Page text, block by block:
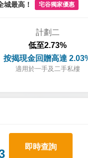
城最高！ 宅谷獨家優惠
計劃二
低至2.73%
按揭現金回贈高達
適用於一手及二手私樓
即時查詢